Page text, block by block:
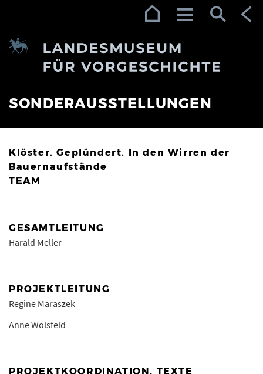
SONDERAUSSTELLUNGEN
Klöster. Geplündert. In den Wirren der
Bauernaufstände
TEAM
GESAMTLEITUNG
Harald Meller
PROJEKTLEITUNG
Regine Maraszek
Anne Wolsfeld
PROJEKTKOORDINATION, TEXTE